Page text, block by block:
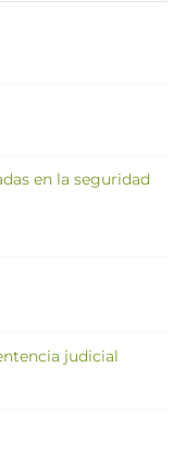
en la seguridad
judicial